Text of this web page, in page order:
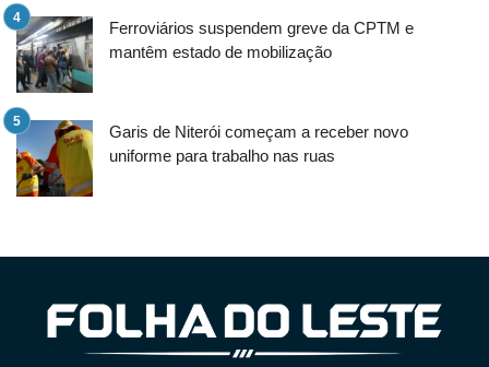
Ferroviários suspendem greve da CPTM e
mantêm estado de mobilização
Garis de Niterói começam a receber novo
uniforme para trabalho nas ruas